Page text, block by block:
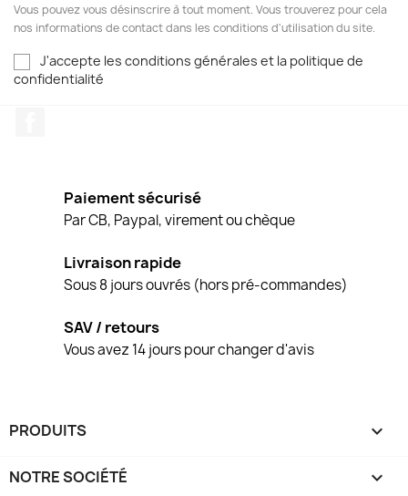
Vous pouvez vous désinscrire à tout moment. Vous trouverez pour cela
nos informations de contact dans les conditions d'utilisation du site.
J'accepte les conditions générales et la politique de
confidentialité
Paiement sécurisé
Par CB, Paypal, virement ou chèque
Livraison rapide
Sous 8 jours ouvrés (hors pré-commandes)
SAV / retours
Vous avez 14 jours pour changer d'avis
PRODUITS 
NOTRE SOCIÉTÉ 